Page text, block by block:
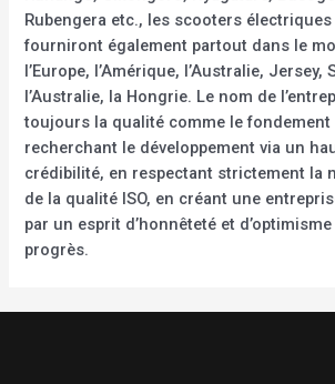
Rubengera etc., les scooters électriques
fourniront également partout dans le
l’Europe, l’Amérique, l’Australie, Jersey,
l’Australie, la Hongrie. Le nom de
toujours la qualité comme le fondement
recherchant le développement via un
crédibilité, en respectant strictement la
de la qualité ISO, en créant une
par un esprit d’honnêteté et
progrès.